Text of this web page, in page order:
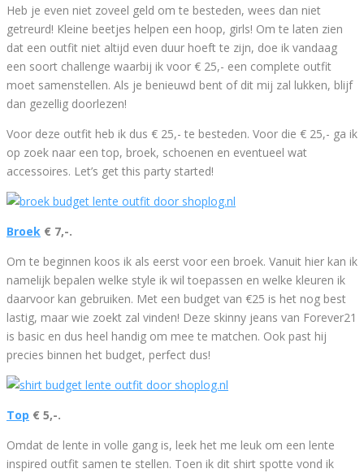
Heb je even niet zoveel geld om te besteden, wees dan niet
getreurd! Kleine beetjes helpen een hoop, girls! Om te laten zien
dat een outfit niet altijd even duur hoeft te zijn, doe ik vandaag
een soort challenge waarbij ik voor € 25,- een complete outfit
moet samenstellen. Als je benieuwd bent of dit mij zal lukken, blijf
dan gezellig doorlezen!
Voor deze outfit heb ik dus € 25,- te besteden. Voor die € 25,- ga ik
op zoek naar een top, broek, schoenen en eventueel wat
accessoires. Let’s get this party started!
Broek € 7,-.
Om te beginnen koos ik als eerst voor een broek. Vanuit hier kan ik
namelijk bepalen welke style ik wil toepassen en welke kleuren ik
daarvoor kan gebruiken. Met een budget van €25 is het nog best
lastig, maar wie zoekt zal vinden! Deze skinny jeans van Forever21
is basic en dus heel handig om mee te matchen. Ook past hij
precies binnen het budget, perfect dus!
Top € 5,-.
Omdat de lente in volle gang is, leek het me leuk om een lente
inspired outfit samen te stellen. Toen ik dit shirt spotte vond ik